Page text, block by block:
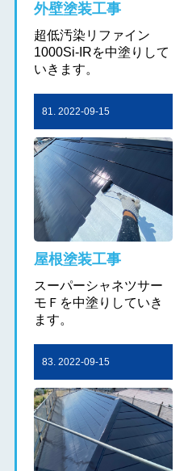
外壁塗装工事
超低汚染リファイン
1000Si-IRを中塗りして
いきます。
81. 2022-09-15
屋根塗装工事
スーパーシャネツサー
モＦを中塗りしていき
ます。
83. 2022-09-15